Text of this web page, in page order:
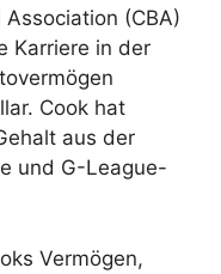
(CBA)
Karriere in der
Cook hat
aus der
und G-League-
Vermögen,